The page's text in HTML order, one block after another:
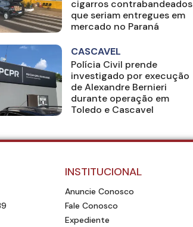
cigarros contrabandeados
que seriam entregues em
mercado no Paraná
CASCAVEL
Polícia Civil prende
investigado por execução
de Alexandre Bernieri
durante operação em
Toledo e Cascavel
INSTITUCIONAL
Anuncie Conosco
Fale Conosco
Expediente